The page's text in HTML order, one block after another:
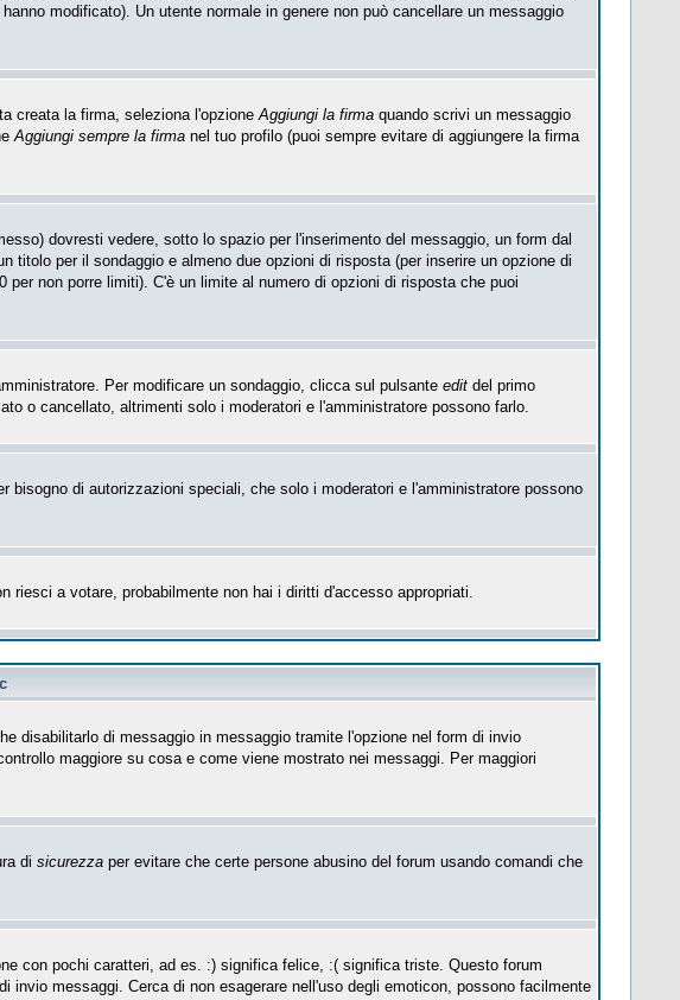
modificato). Un utente normale in genere non può cancellare un messaggio
creata la firma, seleziona l'opzioneAggiungi la firmaquando scrivi un messaggio
Aggiungi sempre la firmanel tuo profilo (puoi sempre evitare di aggiungere la firma
dovresti vedere, sotto lo spazio per l'inserimento del messaggio, un form dal
per il sondaggio e almeno due opzioni di risposta (per inserire un opzione di
non porre limiti). C'è un limite al numero di opzioni di risposta che puoi
Per modificare un sondaggio, clicca sul pulsante editdel primo
o cancellato, altrimenti solo i moderatori e l'amministratore possono farlo.
di autorizzazioni speciali, che solo i moderatori e l'amministratore possono
riesci a votare, probabilmente non hai i diritti d'accesso appropriati.
disabilitarlo di messaggio in messaggio tramite l'opzione nel form di invio
maggiore su cosa e come viene mostrato nei messaggi. Per maggiori
di sicurezzaper evitare che certe persone abusino del forum usando comandi che
con pochi caratteri, ad es. :) significa felice, :( significa triste. Questo forum
messaggi. Cerca di non esagerare nell'uso degli emoticon, possono facilmente